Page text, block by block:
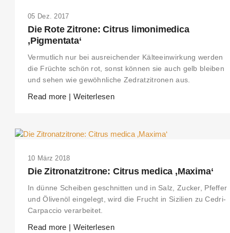
05 Dez. 2017
Die Rote Zitrone: Citrus limonimedica
‚Pigmentata‘
Vermutlich nur bei ausreichender Kälteeinwirkung werden
die Früchte schön rot, sonst können sie auch gelb bleiben
und sehen wie gewöhnliche Zedratzitronen aus.
Read more | Weiterlesen
10 März 2018
Die Zitronatzitrone: Citrus medica ‚Maxima‘
In dünne Scheiben geschnitten und in Salz, Zucker, Pfeffer
und Ölivenöl eingelegt, wird die Frucht in Sizilien zu Cedri-
Carpaccio verarbeitet.
Read more | Weiterlesen